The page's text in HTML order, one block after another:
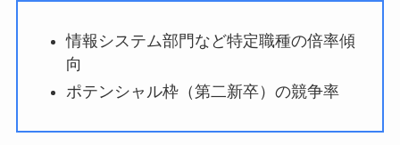
情報システム部門など特定職種の倍率傾
向
ポテンシャル枠（第二新卒）の競争率